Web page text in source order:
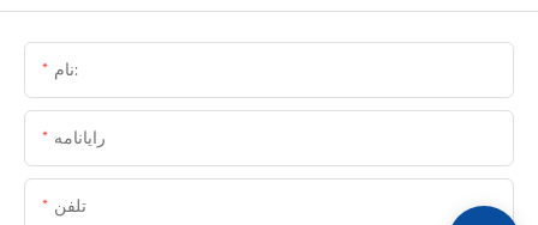
نام:
رایانامه
تلفن